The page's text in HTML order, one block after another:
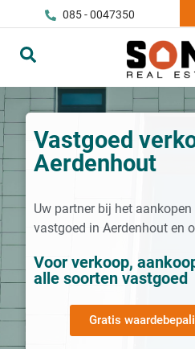
085 - 0047350
Vastgoed
Aerdenhout
Uw partner bij het
vastgoed in Aerdenhout en
Voor verkoop,
alle soorten vastgoed
Gratis